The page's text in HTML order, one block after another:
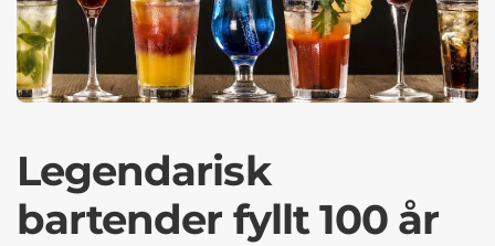
Legendarisk
bartender fyllt 100 år